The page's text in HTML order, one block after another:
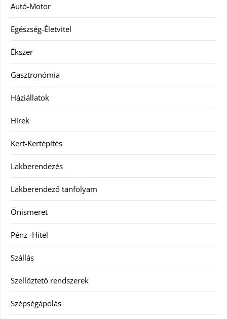
Autó-Motor
Egészség-Életvitel
Ékszer
Gasztronómia
Háziállatok
Hírek
Kert-Kertépítés
Lakberendezés
Lakberendező tanfolyam
Önismeret
Pénz -Hitel
Szállás
Szellőztető rendszerek
Szépségápolás